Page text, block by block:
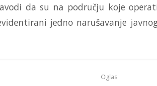
da su na području koje
jedno narušavanje
Oglas